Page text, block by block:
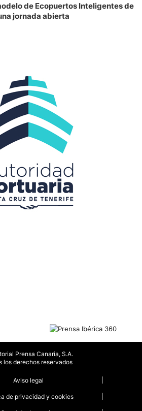
de Ecopuertos Inteligentes de
jornada abierta
Prensa Canaria, S.A.
los derechos reservados
Aviso legal
de privacidad y cookies